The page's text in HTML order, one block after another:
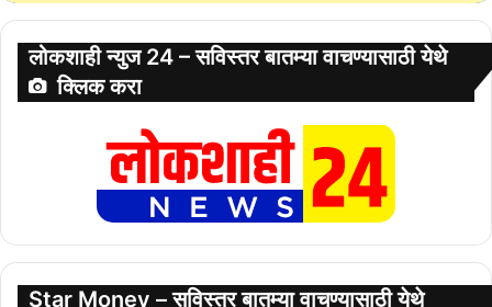
लोकशाही न्युज 24 – सविस्तर बातम्या वाचण्यासाठी येथे
क्लिक करा
Star Money – सविस्तर बातम्या वाचण्यासाठी येथे